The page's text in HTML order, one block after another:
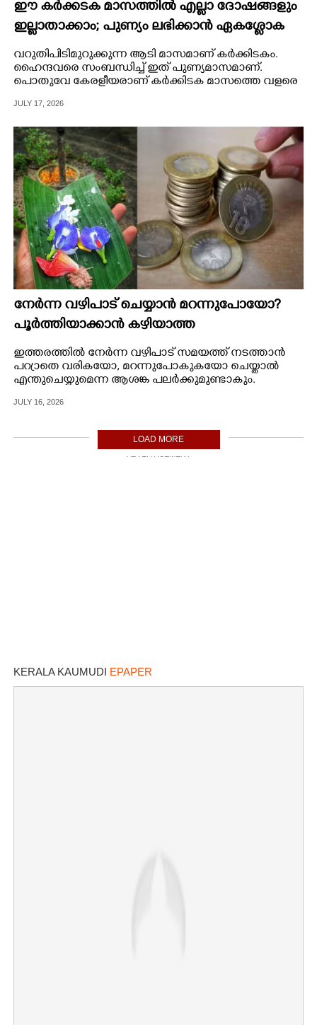
ഈ കർക്കടക മാസത്തിൽ എല്ലാ ദോഷങ്ങളും
ഇല്ലാതാക്കാം; പുണ്യം ലഭിക്കാൻ ഏകശ്ളോക
രാമായണം
വറുതിപിടിമുറുക്കുന്ന ആടി മാസമാണ് കർക്കിടകം.
ഹൈന്ദവരെ സംബന്ധിച്ച് ഇത് പുണ്യമാസമാണ്.
പൊതുവേ കേരളീയരാണ് കർക്കിടക മാസത്തെ വളരെ
JULY 17, 2026
നേർന്ന വഴിപാട് ചെയ്യാൻ മറന്നുപോയോ?
പൂർത്തിയാക്കാൻ കഴിയാത്ത
നേർച്ചകളുണ്ടെങ്കിൽ 'തെറ്റുപണം' നൽകിയാൽ
മതി, ചെയ്യേണ്ടത് ഇങ്ങനെ
ഇത്തരത്തിൽ നേർന്ന വഴിപാട് സമയത്ത് നടത്താൻ
പറ്രാതെ വരികയോ, മറന്നുപോകുകയോ ചെയ്താൽ
എന്തുചെയ്യുമെന്ന ആശങ്ക പലർക്കുമുണ്ടാകും.
JULY 16, 2026
LOAD MORE
KERALA KAUMUDI EPAPER